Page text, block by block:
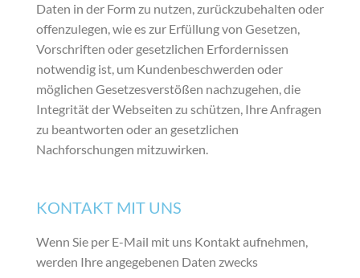
Daten in der Form zu nutzen, zurückzubehalten oder
offenzulegen, wie es zur Erfüllung von Gesetzen,
Vorschriften oder gesetzlichen Erfordernissen
notwendig ist, um Kundenbeschwerden oder
möglichen Gesetzesverstößen nachzugehen, die
Integrität der Webseiten zu schützen, Ihre Anfragen
zu beantworten oder an gesetzlichen
Nachforschungen mitzuwirken.
KONTAKT MIT UNS
Wenn Sie per E-Mail mit uns Kontakt aufnehmen,
werden Ihre angegebenen Daten zwecks